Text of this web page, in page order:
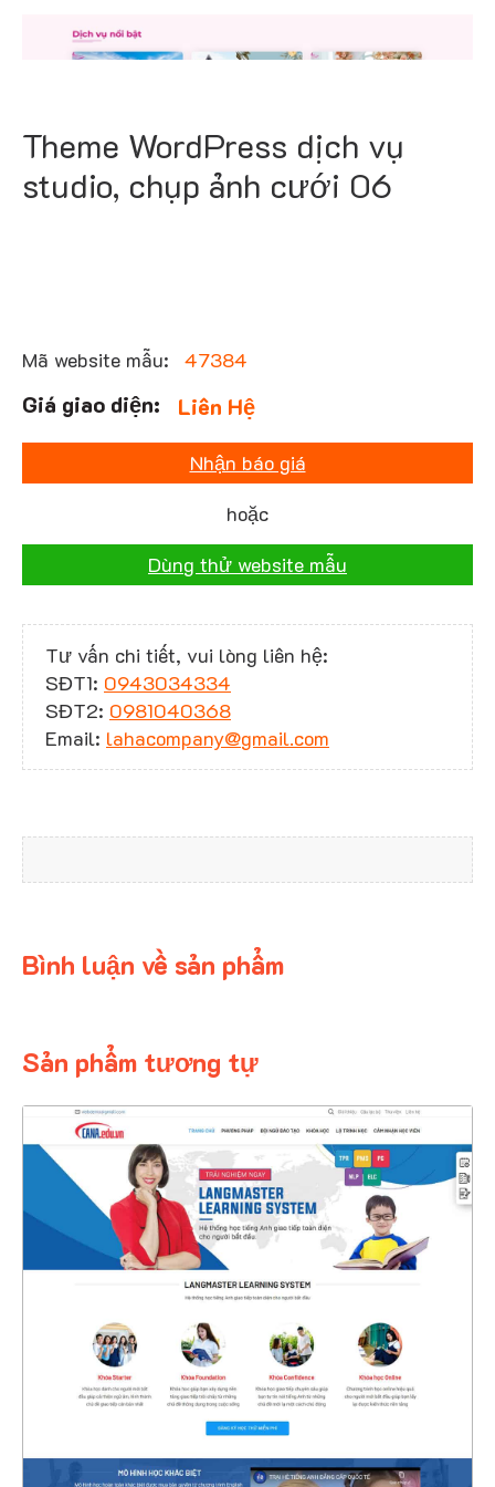
Theme WordPress dịch vụ
studio, chụp ảnh cưới 06
Mã website mẫu: 47384
Liên Hệ
Nhận báo giá
hoặc
Dùng thử website mẫu
Tư vấn chi tiết, vui lòng liên hệ:
SĐT1: 0943034334
SĐT2: 0981040368
Email: lahacompany@gmail.com
Bình luận về sản phẩm
Sản phẩm tương tự
CHI TIẾT